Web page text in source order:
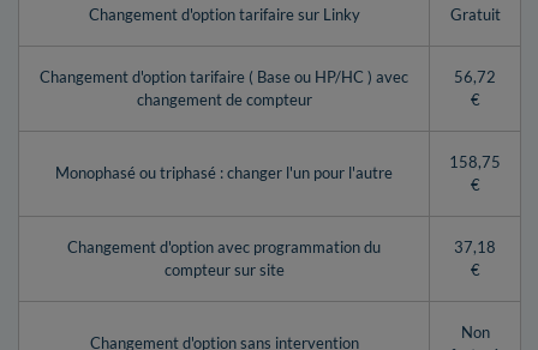
Changement d'option tarifaire sur Linky Gratuit
Changement d'option tarifaire ( Base ou HP/HC ) avec
changement de compteur
56,72
€
Monophasé ou triphasé : changer l'un pour l'autre
158,75
€
Changement d'option avec programmation du
compteur sur site
37,18
€
Changement d'option sans intervention
Non